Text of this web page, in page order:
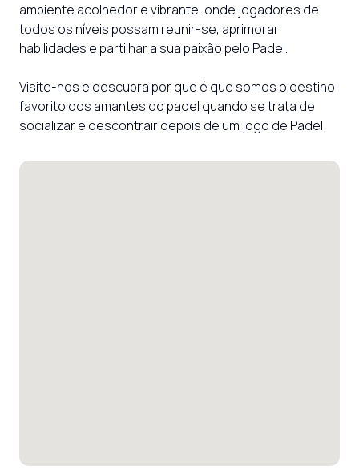
ambiente acolhedor e vibrante, onde jogadores de
todos os níveis possam reunir-se, aprimorar
habilidades e partilhar a sua paixão pelo Padel.
Visite-nos e descubra por que é que somos o destino
favorito dos amantes do padel quando se trata de
socializar e descontrair depois de um jogo de Padel!